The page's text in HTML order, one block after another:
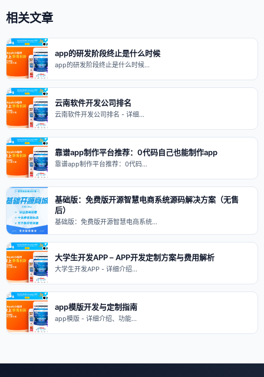
相关文章
app的研发阶段终止是什么时候
app的研发阶段终止是什么时候…
云南软件开发公司排名
云南软件开发公司排名 - 详细…
靠谱app制作平台推荐：0代码自己也能制作app
靠谱app制作平台推荐：0代码…
基础版：免费版开源智慧电商系统源码解决方案（无售
后）
基础版：免费版开源智慧电商系统…
大学生开发APP – APP开发定制方案与费用解析
大学生开发APP - 详细介绍…
app模版开发与定制指南
app模版 - 详细介绍、功能…